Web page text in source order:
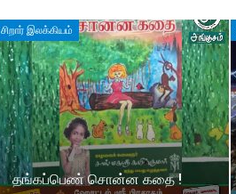
சிறார் இலக்கியம்
தங்கப்பெண் சொன்ன கதை !